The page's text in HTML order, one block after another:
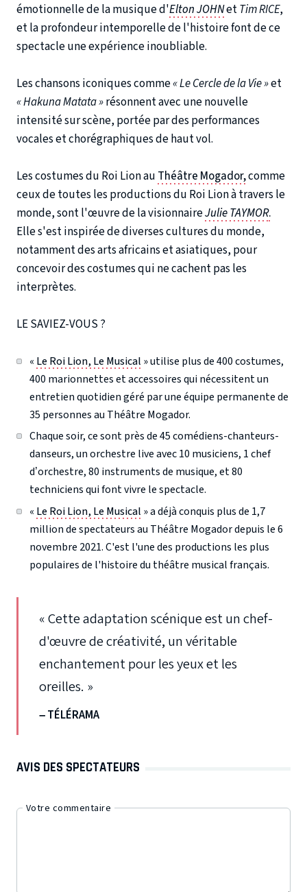
émotionnelle de la musique d'Elton JOHNetTim RICE,
et la profondeur intemporelle de l'histoire font de ce
spectacle une expérience inoubliable.
Les chansons iconiques comme« Le Cercle de la Vie »et
« Hakuna Matata »résonnent avec une nouvelle
intensité sur scène, portée par des performances
vocales et chorégraphiques de haut vol.
Les costumes du Roi Lion au Théâtre Mogador,comme
ceux de toutes les productions du Roi Lion à travers le
monde, sont l'œuvre de la visionnaireJulie TAYMOR.
Elle s'est inspirée de diverses cultures du monde,
notamment des arts africains et asiatiques, pour
concevoir des costumes qui ne cachent pas les
interprètes.
LE SAVIEZ-VOUS ?
« Le Roi Lion, Le Musical » utilise plus de 400 costumes,
400 marionnettes et accessoires qui nécessitent un
entretien quotidien géré par une équipe permanente de
35 personnes au Théâtre Mogador.
Chaque soir, ce sont près de 45 comédiens-chanteurs-
danseurs, un orchestre live avec 10 musiciens, 1 chef
d’orchestre, 80 instruments de musique, et 80
techniciens qui font vivre le spectacle.
« Le Roi Lion, Le Musical » a déjà conquis plus de 1,7
million de spectateurs au Théâtre Mogador depuis le 6
novembre 2021. C'est l'une des productions les plus
populaires de l'histoire du théâtre musical français.
« Cette adaptation scénique est un chef-
d'œuvre de créativité, un véritable
enchantement pour les yeux et les
oreilles. »
– TÉLÉRAMA
AVIS DES SPECTATEURS
Votre commentaire